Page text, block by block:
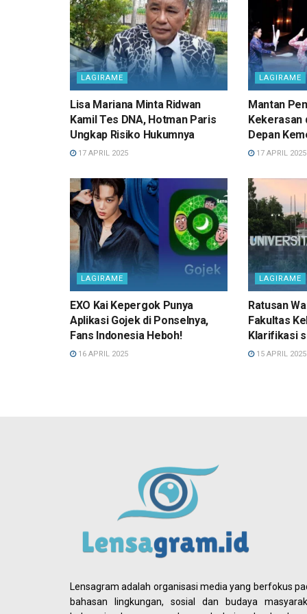
LAGIRAME
Lisa Mariana Minta Ridwan
Kamil Tes DNA, Hotman Paris
Ungkap Risiko Hukumnya
17 APRIL 2025
LAGIRAME
Mantan
Kekerasan
Depan
17 APRIL 2025
LAGIRAME
EXO Kai Kepergok Punya
Aplikasi Gojek di Ponselnya,
Fans Indonesia Heboh!
16 APRIL 2025
LAGIRAME
Ratusan
Fakultas
Klarifikasi
15 APRIL 2025
Lensagram adalah organisasi media yang berfokus
bahasan lingkungan, sosial dan budaya